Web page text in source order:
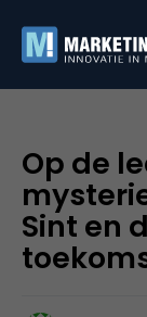
Op de
Sint en